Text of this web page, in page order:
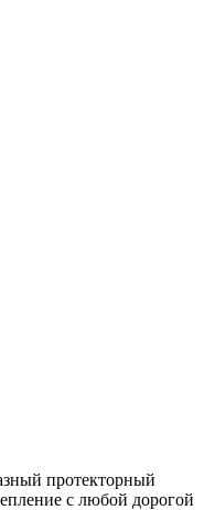
протекторный
с любой дорогой